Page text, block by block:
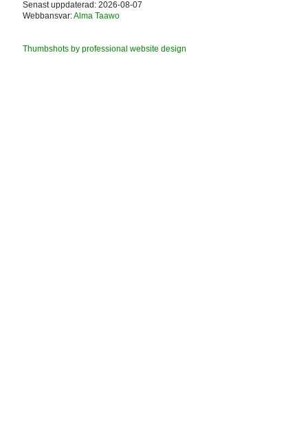
Senast uppdaterad: 2026-08-07
Webbansvar:Alma Taawo
Thumbshots by professional website design